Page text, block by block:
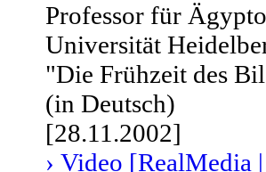
Professor für
Universität
"Die Frühzeit des
(in Deutsch)
[28.11.2002]
› Video [RealMedia